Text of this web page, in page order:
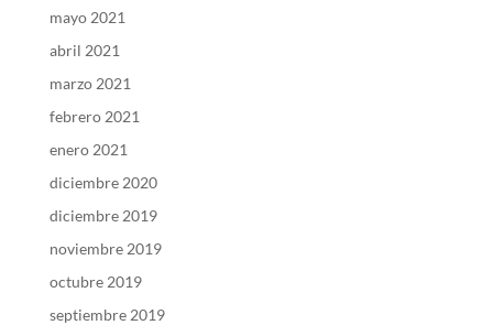
mayo 2021
abril 2021
marzo 2021
febrero 2021
enero 2021
diciembre 2020
diciembre 2019
noviembre 2019
octubre 2019
septiembre 2019